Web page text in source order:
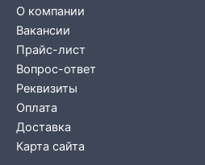
О компании
Вакансии
Прайс-лист
Вопрос-ответ
Реквизиты
Оплата
Доставка
Карта сайта